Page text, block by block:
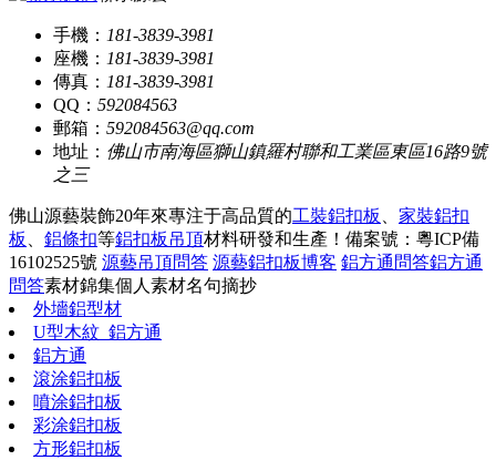
手機： 181-3839-3981
座機： 181-3839-3981
傳真： 181-3839-3981
QQ： 592084563
郵箱： 592084563@qq.com
地址： 佛山市南海區獅山鎮羅村聯和工業區東區16路9號
之三
佛山源藝裝飾20年來專注于高品質的工裝鋁扣板
家裝鋁扣
板
鋁條扣等鋁扣板吊頂材料研發和生產！ 備案號：粵ICP備
16102525號 源藝吊頂問答 源藝鋁扣板博客 鋁方通問答鋁方通
問答素材錦集個人素材名句摘抄
外墻鋁型材
U型木紋_鋁方通
鋁方通
滾涂鋁扣板
噴涂鋁扣板
彩涂鋁扣板
方形鋁扣板